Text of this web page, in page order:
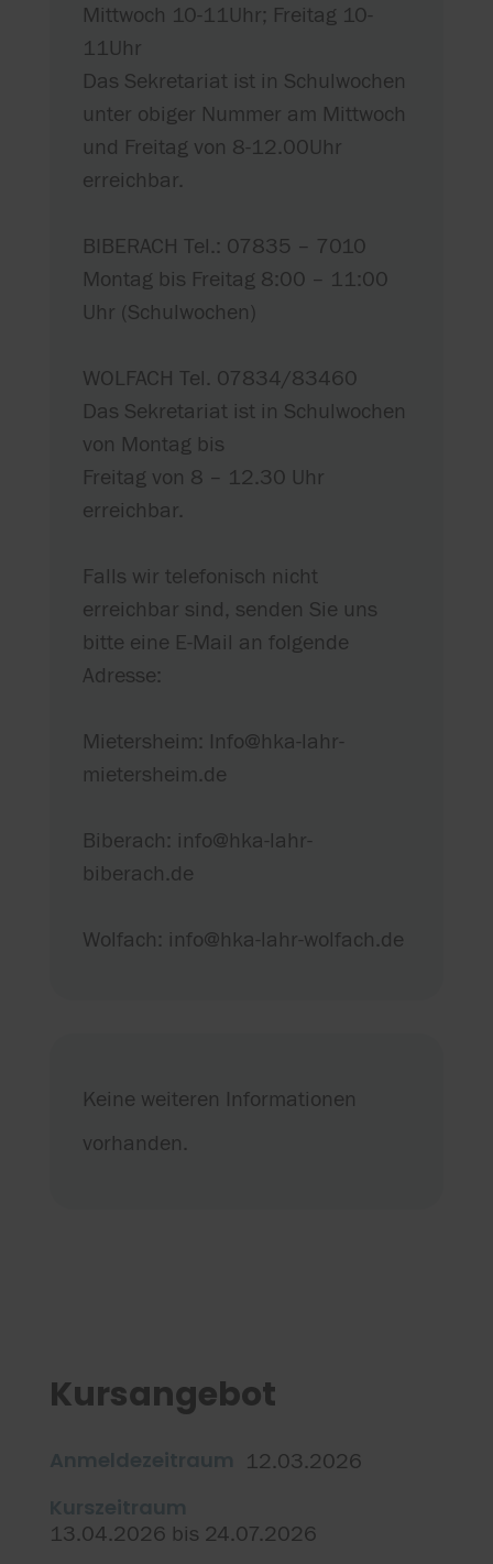
Mittwoch 10-11Uhr; Freitag 10-
11Uhr
Das Sekretariat ist in Schulwochen
unter obiger Nummer am Mittwoch
und Freitag von 8-12.00Uhr
erreichbar.
BIBERACH Tel.: 07835 – 7010
Montag bis Freitag 8:00 – 11:00
Uhr (Schulwochen)
WOLFACH Tel. 07834/83460
Das Sekretariat ist in Schulwochen
von Montag bis
Freitag von 8 – 12.30 Uhr
erreichbar.
Falls wir telefonisch nicht
erreichbar sind, senden Sie uns
bitte eine E-Mail an folgende
Adresse:
Mietersheim: Info@hka-lahr-
mietersheim.de
Biberach: info@hka-lahr-
biberach.de
Wolfach: info@hka-lahr-wolfach.de
Keine weiteren Informationen
vorhanden.
Kursangebot
12.03.2026
13.04.2026 bis 24.07.2026